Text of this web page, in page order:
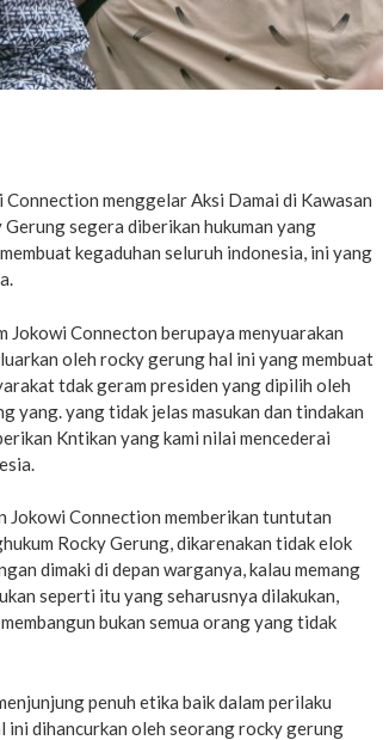
menggelar Aksi Damai di Kawasan
segera diberikan hukuman yang
kegaduhan seluruh indonesia, ini yang
Jokowi Connecton berupaya menyuarakan
oleh rocky gerung hal ini yang membuat
tdak geram presiden yang dipilih oleh
yang. yang tidak jelas masukan dan tindakan
Kntikan yang kami nilai mencederai
Jokowi Connection memberikan tuntutan
Rocky Gerung, dikarenakan tidak elok
dimaki di depan warganya, kalau memang
seperti itu yang seharusnya dilakukan,
bukan semua orang yang tidak
penuh etika baik dalam perilaku
ini dihancurkan oleh seorang rocky gerung